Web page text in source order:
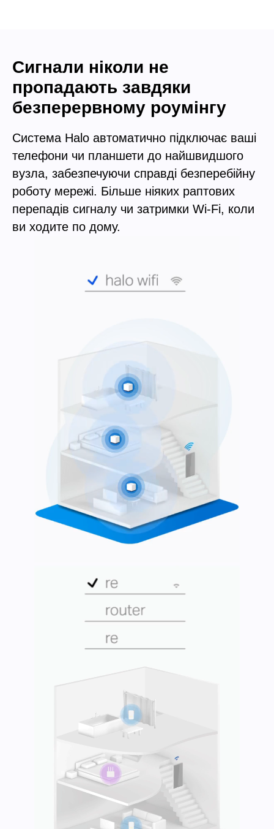
Сигнали ніколи не
пропадають завдяки
безперервному роумінгу
Система Halo автоматично підключає ваші
телефони чи планшети до найшвидшого
вузла, забезпечуючи справді безперебійну
роботу мережі. Більше ніяких раптових
перепадів сигналу чи затримки Wi-Fi, коли
ви ходите по дому.